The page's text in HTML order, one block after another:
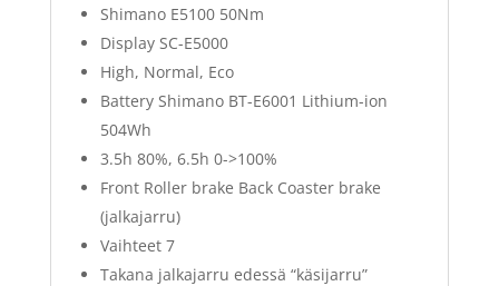
Shimano E5100 50Nm
Display SC-E5000
High, Normal, Eco
Battery Shimano BT-E6001 Lithium-ion
504Wh
3.5h 80%, 6.5h 0->100%
Front Roller brake Back Coaster brake
(jalkajarru)
Vaihteet 7
Takana jalkajarru edessä “käsijarru”